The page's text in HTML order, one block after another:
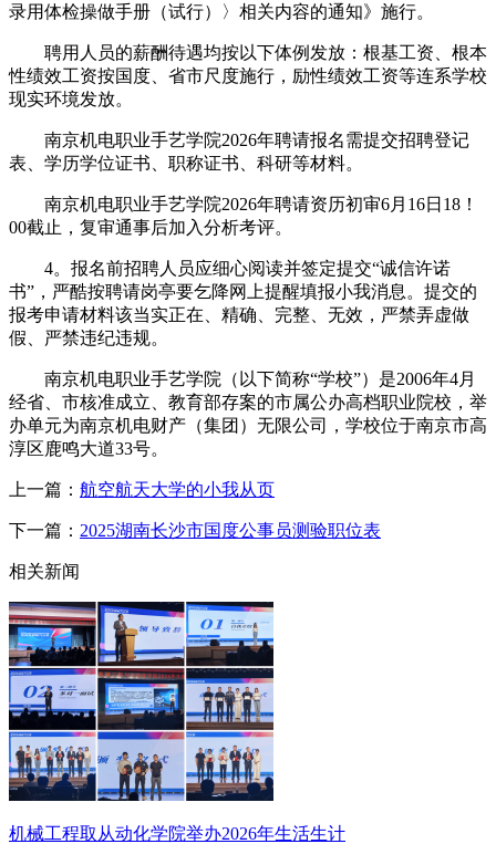
录用体检操做手册（试行）〉相关内容的通知》施行。
聘用人员的薪酬待遇均按以下体例发放：根基工资、根本
性绩效工资按国度、省市尺度施行，励性绩效工资等连系学校
现实环境发放。
南京机电职业手艺学院2026年聘请报名需提交招聘登记
表、学历学位证书、职称证书、科研等材料。
南京机电职业手艺学院2026年聘请资历初审6月16日18！
00截止，复审通事后加入分析考评。
4。报名前招聘人员应细心阅读并签定提交“诚信许诺
书”，严酷按聘请岗亭要乞降网上提醒填报小我消息。提交的
报考申请材料该当实正在、精确、完整、无效，严禁弄虚做
假、严禁违纪违规。
南京机电职业手艺学院（以下简称“学校”）是2006年4月
经省、市核准成立、教育部存案的市属公办高档职业院校，举
办单元为南京机电财产（集团）无限公司，学校位于南京市高
淳区鹿鸣大道33号。
上一篇： 航空航天大学的小我从页
下一篇： 2025湖南长沙市国度公事员测验职位表
相关新闻
机械工程取从动化学院举办2026年生活生计